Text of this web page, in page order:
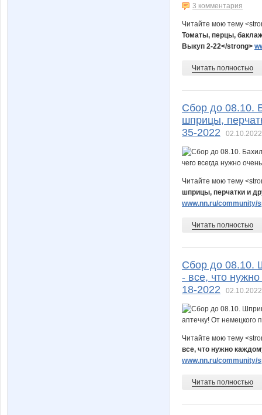
3 комментария
Читайте мою тему
Томаты, перцы,
Выкуп 2-22</strong>
Читать полностью
Сбор до 08.10.
шприцы,
35-2022
Читайте мою тему
шприцы, перчатки и
www.nn.ru/community/
Читать полностью
Сбор до 08.10.
- все, что
18-2022
Читайте мою тему
все, что нужно
www.nn.ru/community/
Читать полностью